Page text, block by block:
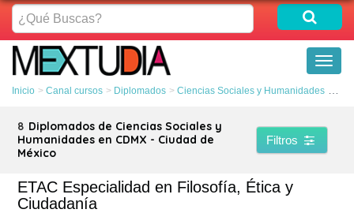
¿Qué
Buscas?
Inicio Canal cursos Diplomados Ciencias Sociales y Humanidades
8 Diplomados de Ciencias Sociales y
Humanidades en CDMX - Ciudad de
México
Filtros
ETAC Especialidad en Filosofía, Ética y
Ciudadanía